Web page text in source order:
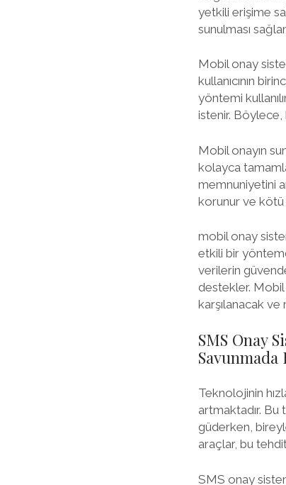
yetkili erişime
sunulması
Mobil onay
kullanıcının
yöntemi
istenir. Böylece,
Mobil onayın
kolayca
memnuniyetini
korunur ve kötü
mobil onay
etkili bir
verilerin
destekler. Mobil
karşılanacak
SMS Onay
Teknolojinin
artmaktadır. Bu
güderken,
araçlar, bu
SMS onay